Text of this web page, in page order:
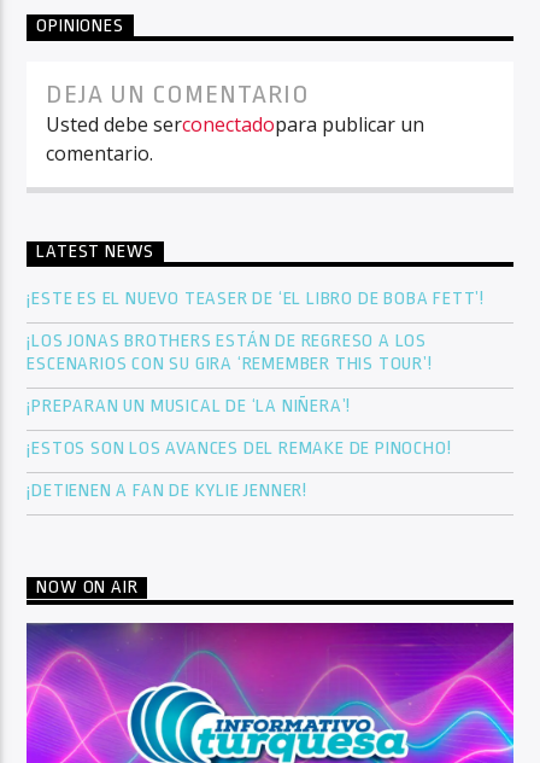
OPINIONES
DEJA UN COMENTARIO
Usted debe serconectadopara publicar un
comentario.
LATEST NEWS
¡ESTE ES EL NUEVO TEASER DE ‘EL LIBRO DE BOBA FETT’!
¡LOS JONAS BROTHERS ESTÁN DE REGRESO A LOS
ESCENARIOS CON SU GIRA ‘REMEMBER THIS TOUR’!
¡PREPARAN UN MUSICAL DE ‘LA NIÑERA’!
¡ESTOS SON LOS AVANCES DEL REMAKE DE PINOCHO!
¡DETIENEN A FAN DE KYLIE JENNER!
NOW ON AIR